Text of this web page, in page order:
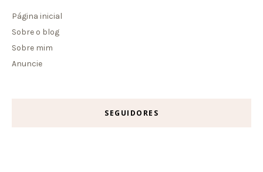
Página inicial
Sobre o blog
Sobre mim
Anuncie
SEGUIDORES